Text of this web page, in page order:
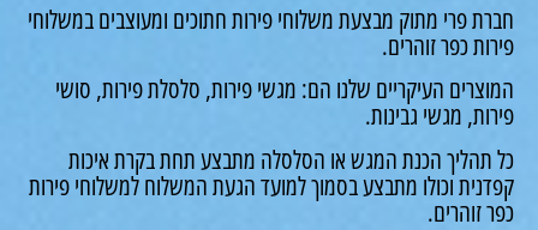
פרי מתוק מבצעת משלוחי פירות חתוכים ומעוצבים במשלוחי
כפר זוהרים.
העיקריים שלנו הם: מגשי פירות, סלסלת פירות, סושי
מגשי גבינות.
הכנת המגש או הסלסלה מתבצע תחת בקרת איכות
וכולו מתבצע בסמוך למועד הגעת המשלוח למשלוחי פירות